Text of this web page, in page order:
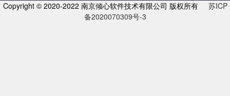
Copyright © 2020-2022 南京倾心软件技术有限公司 版权所有
苏ICP
备2020070309号-3